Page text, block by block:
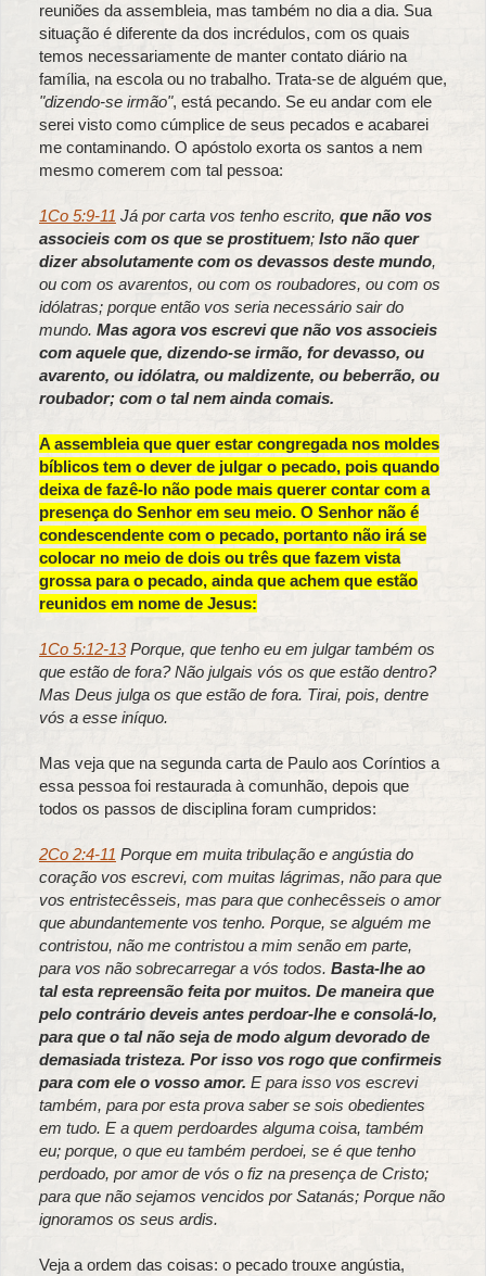
reuniões da assembleia, mas também no dia a dia. Sua
situação é diferente da dos incrédulos, com os quais
temos necessariamente de manter contato diário na
família, na escola ou no trabalho. Trata-se de alguém que,
"dizendo-se irmão", está pecando. Se eu andar com ele
serei visto como cúmplice de seus pecados e acabarei
me contaminando. O apóstolo exorta os santos a nem
mesmo comerem com tal pessoa:
1Co 5:9-11 Já por carta vos tenho escrito, que não vos
associeis com os que se prostituem; Isto não quer
dizer absolutamente com os devassos deste mundo,
ou com os avarentos, ou com os roubadores, ou com os
idólatras; porque então vos seria necessário sair do
mundo. Mas agora vos escrevi que não vos associeis
com aquele que, dizendo-se irmão, for devasso, ou
avarento, ou idólatra, ou maldizente, ou beberrão, ou
roubador; com o tal nem ainda comais.
A assembleia que quer estar congregada nos moldes
bíblicos tem o dever de julgar o pecado, pois quando
deixa de fazê-lo não pode mais querer contar com a
presença do Senhor em seu meio. O Senhor não é
condescendente com o pecado, portanto não irá se
colocar no meio de dois ou três que fazem vista
grossa para o pecado, ainda que achem que estão
reunidos em nome de Jesus:
1Co 5:12-13Porque, que tenho eu em julgar também os
que estão de fora? Não julgais vós os que estão dentro?
Mas Deus julga os que estão de fora. Tirai, pois, dentre
vós a esse iníquo.
Mas veja que na segunda carta de Paulo aos Coríntios a
essa pessoa foi restaurada à comunhão, depois que
todos os passos de disciplina foram cumpridos:
2Co 2:4-11 Porque em muita tribulação e angústia do
coração vos escrevi, com muitas lágrimas, não para que
vos entristecêsseis, mas para que conhecêsseis o amor
que abundantemente vos tenho. Porque, se alguém me
contristou, não me contristou a mim senão em parte,
para vos não sobrecarregar a vós todos. Basta-lhe ao
tal esta repreensão feita por muitos. De maneira que
pelo contrário deveis antes perdoar-lhe e consolá-lo,
para que o tal não seja de modo algum devorado de
demasiada tristeza. Por isso vos rogo que confirmeis
para com ele o vosso amor. E para isso vos escrevi
também, para por esta prova saber se sois obedientes
em tudo. E a quem perdoardes alguma coisa, também
eu; porque, o que eu também perdoei, se é que tenho
perdoado, por amor de vós o fiz na presença de Cristo;
para que não sejamos vencidos por Satanás; Porque não
ignoramos os seus ardis.
Veja a ordem das coisas: o pecado trouxe angústia,